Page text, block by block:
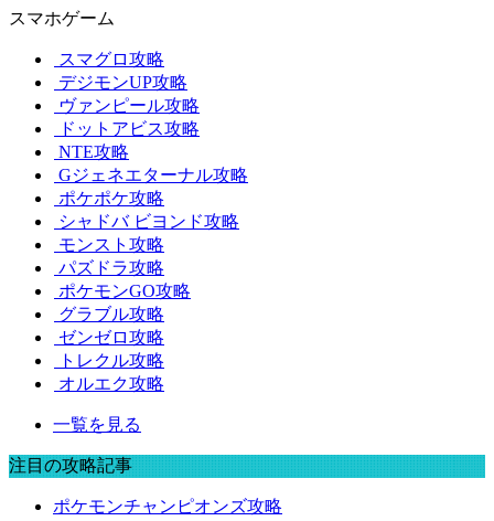
スマホゲーム
スマグロ攻略
デジモンUP攻略
ヴァンピール攻略
ドットアビス攻略
NTE攻略
Gジェネエターナル攻略
ポケポケ攻略
シャドバ ビヨンド攻略
モンスト攻略
パズドラ攻略
ポケモンGO攻略
グラブル攻略
ゼンゼロ攻略
トレクル攻略
オルエク攻略
一覧を見る
注目の攻略記事
ポケモンチャンピオンズ攻略